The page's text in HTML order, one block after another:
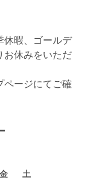
休暇、ゴールデ
お休みをいただ
ページにてご確
金 土